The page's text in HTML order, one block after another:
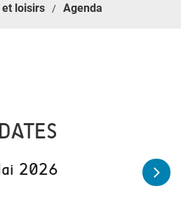
loisirs Agenda
2026